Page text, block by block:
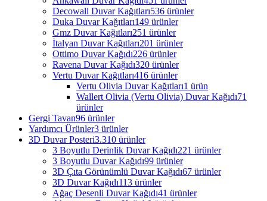
Decowall Duvar Kağıtları536 ürünler
Duka Duvar Kağıtları149 ürünler
Gmz Duvar Kağıtları251 ürünler
İtalyan Duvar Kağıtları201 ürünler
Ottimo Duvar Kağıdı226 ürünler
Ravena Duvar Kağıdı320 ürünler
Vertu Duvar Kağıtları416 ürünler
Vertu Olivia Duvar Kağıtları1 ürün
Wallert Olivia (Vertu Olivia) Duvar Kağıdı71
ürünler
Gergi Tavan96 ürünler
Yardımcı Ürünler3 ürünler
3D Duvar Posteri3.310 ürünler
3 Boyutlu Derinlik Duvar Kağıdı221 ürünler
3 Boyutlu Duvar Kağıdı99 ürünler
3D Çıta Görünümlü Duvar Kağıdı67 ürünler
3D Duvar Kağıdı113 ürünler
Ağaç Desenli Duvar Kağıdı41 ürünler